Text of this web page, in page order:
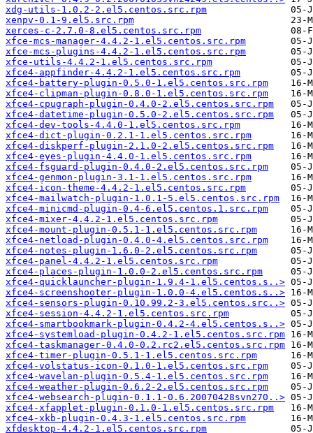
xdg-utils-1.0.2-2.el5.centos.src.rpm
xenpv-0.1-9.el5.src.rpm
xerces-c-2.7.0-8.el5.centos.src.rpm
xfce-mcs-manager-4.4.2-1.el5.centos.src.rpm
xfce-mcs-plugins-4.4.2-1.el5.centos.src.rpm
xfce-utils-4.4.2-1.el5.centos.src.rpm
xfce4-appfinder-4.4.2-1.el5.centos.src.rpm
xfce4-battery-plugin-0.5.0-1.el5.centos.src.rpm
xfce4-clipman-plugin-0.8.0-1.el5.centos.src.rpm
xfce4-cpugraph-plugin-0.4.0-2.el5.centos.src.rpm
xfce4-datetime-plugin-0.5.0-2.el5.centos.src.rpm
xfce4-dev-tools-4.4.0-1.el5.centos.src.rpm
xfce4-dict-plugin-0.2.1-1.el5.centos.src.rpm
xfce4-diskperf-plugin-2.1.0-2.el5.centos.src.rpm
xfce4-eyes-plugin-4.4.0-1.el5.centos.src.rpm
xfce4-fsguard-plugin-0.4.0-2.el5.centos.src.rpm
xfce4-genmon-plugin-3.1-1.el5.centos.src.rpm
xfce4-icon-theme-4.4.2-1.el5.centos.src.rpm
xfce4-mailwatch-plugin-1.0.1-5.el5.centos.src.rpm
xfce4-minicmd-plugin-0.4-6.el5.centos.1.src.rpm
xfce4-mixer-4.4.2-1.el5.centos.src.rpm
xfce4-mount-plugin-0.5.1-1.el5.centos.src.rpm
xfce4-netload-plugin-0.4.0-4.el5.centos.src.rpm
xfce4-notes-plugin-1.6.0-2.el5.centos.src.rpm
xfce4-panel-4.4.2-1.el5.centos.src.rpm
xfce4-places-plugin-1.0.0-2.el5.centos.src.rpm
xfce4-quicklauncher-plugin-1.9.4-1.el5.centos.s..>
xfce4-screenshooter-plugin-1.0.0-4.el5.centos.s..>
xfce4-sensors-plugin-0.10.99.2-3.el5.centos.src..>
xfce4-session-4.4.2-1.el5.centos.src.rpm
xfce4-smartbookmark-plugin-0.4.2-4.el5.centos.s..>
xfce4-systemload-plugin-0.4.2-1.el5.centos.src.rpm
xfce4-taskmanager-0.4.0-0.2.rc2.el5.centos.src.rpm
xfce4-timer-plugin-0.5.1-1.el5.centos.src.rpm
xfce4-volstatus-icon-0.1.0-1.el5.centos.src.rpm
xfce4-wavelan-plugin-0.5.4-1.el5.centos.src.rpm
xfce4-weather-plugin-0.6.2-2.el5.centos.src.rpm
xfce4-websearch-plugin-0.1.1-0.6.20070428svn270..>
xfce4-xfapplet-plugin-0.1.0-1.el5.centos.src.rpm
xfce4-xkb-plugin-0.4.3-1.el5.centos.src.rpm
xfdesktop-4.4.2-1.el5.centos.src.rpm